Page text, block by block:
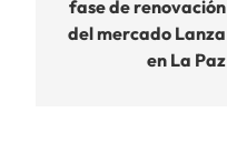
entradas
fase de renovación
del mercado Lanza
en La Paz